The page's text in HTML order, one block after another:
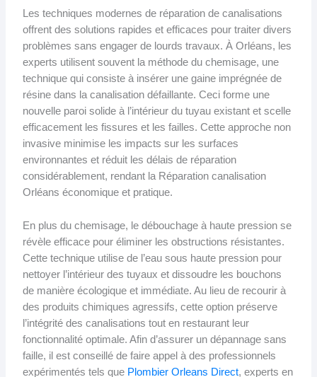
Les techniques modernes de réparation de canalisations
offrent des solutions rapides et efficaces pour traiter divers
problèmes sans engager de lourds travaux. À Orléans, les
experts utilisent souvent la méthode du chemisage, une
technique qui consiste à insérer une gaine imprégnée de
résine dans la canalisation défaillante. Ceci forme une
nouvelle paroi solide à l’intérieur du tuyau existant et scelle
efficacement les fissures et les failles. Cette approche non
invasive minimise les impacts sur les surfaces
environnantes et réduit les délais de réparation
considérablement, rendant la Réparation canalisation
Orléans économique et pratique.
En plus du chemisage, le débouchage à haute pression se
révèle efficace pour éliminer les obstructions résistantes.
Cette technique utilise de l’eau sous haute pression pour
nettoyer l’intérieur des tuyaux et dissoudre les bouchons
de manière écologique et immédiate. Au lieu de recourir à
des produits chimiques agressifs, cette option préserve
l’intégrité des canalisations tout en restaurant leur
fonctionnalité optimale. Afin d’assurer un dépannage sans
faille, il est conseillé de faire appel à des professionnels
expérimentés tels que Plombier Orleans Direct, experts en